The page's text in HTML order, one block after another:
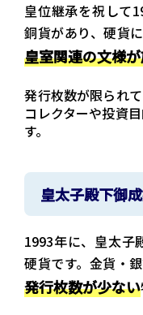
皇位継承を祝して
銅貨があり、硬貨
皇室関連の文様
発行枚数が限られ
コレクターや投資
す。
皇太子殿下御
1993年に、皇太子
硬貨です。金貨・
発行枚数が少ない